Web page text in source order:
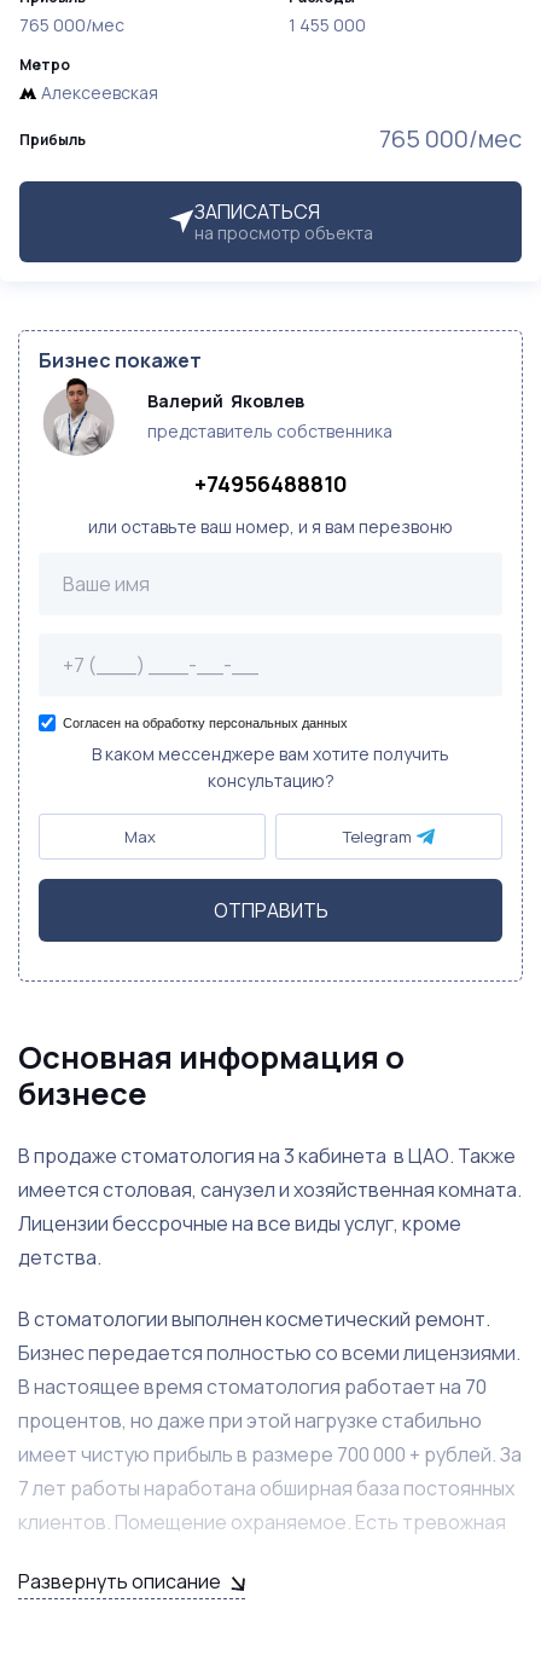
Прибыль 765 000/мес
ЗАПИСАТЬСЯ
на просмотр объекта
765 000/мес 1 455 000
Метро
Алексеевская
Бизнес покажет
Валерий  Яковлев
представитель собственника
+74956488810
или оставьте ваш номер, и я вам перезвоню
Согласен на обработку персональных данных
В каком мессенджере вам хотите получить
консультацию?
Max Telegram
ОТПРАВИТЬ
Основная информация о
бизнесе
В продаже стоматология на 3 кабинета в ЦАО. Также
имеется столовая, санузел и хозяйственная комната.
Лицензии бессрочные на все виды услуг, кроме
детства.
В стоматологии выполнен косметический ремонт.
Бизнес передается полностью со всеми лицензиями.
В настоящее время стоматология работает на 70
процентов, но даже при этой нагрузке стабильно
имеет чистую прибыль в размере 700 000 + рублей. За
7 лет работы наработана обширная база постоянных
клиентов. Помещение охраняемое. Есть тревожная
Развернуть описание